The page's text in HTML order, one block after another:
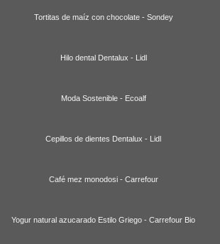
Tortitas de maíz con chocolate - Sondey
Hilo dental Dentalux - Lidl
Moda Sostenible - Ecoalf
Cepillos de dientes Dentalux - Lidl
Café mez monodosi - Carrefour
Yogur natural azucarado Estilo Griego - Carrefour Bio